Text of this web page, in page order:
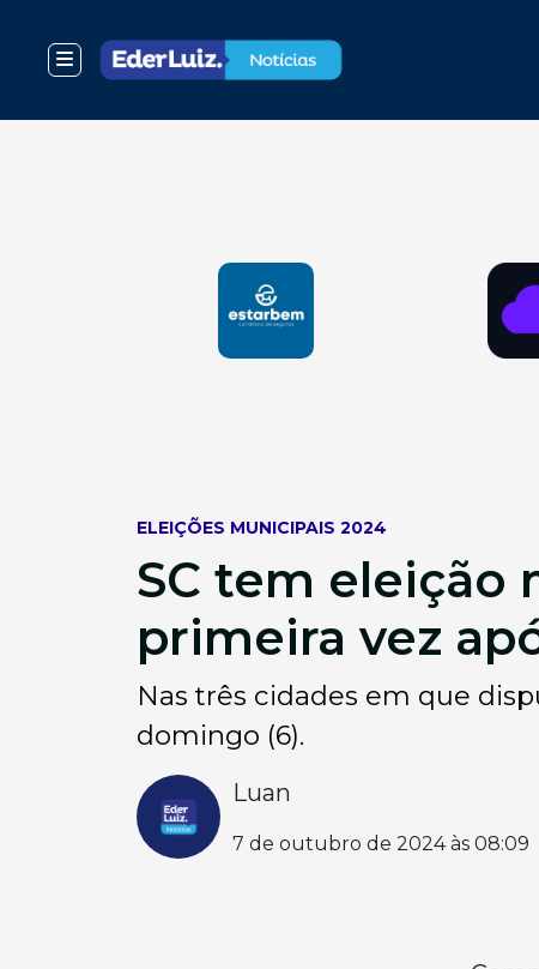
ELEIÇÕES MUNICIPAIS 2024
SC tem eleição
primeira vez
Nas três cidades em que
domingo (6).
Luan
7 de outubro de 2024 às 08:09